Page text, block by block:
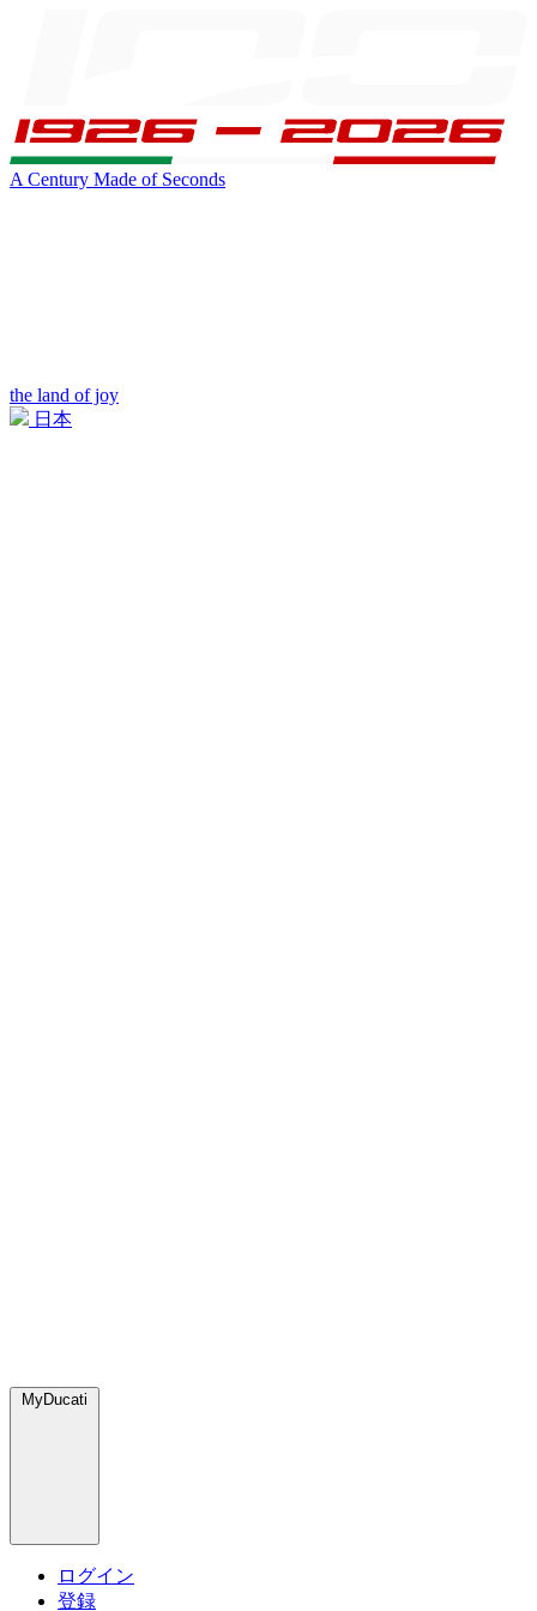
A Century Made of Seconds
the land of joy
日本
MyDucati
ログイン
登録